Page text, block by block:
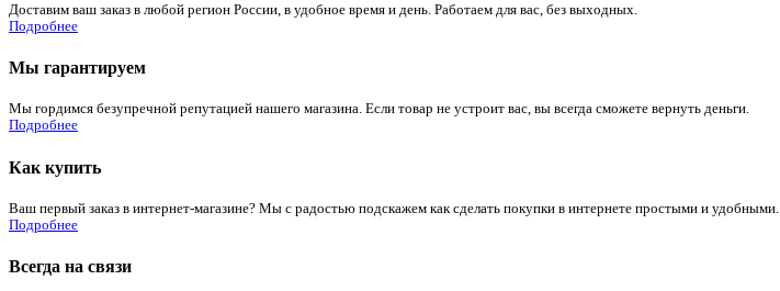
Доставим ваш заказ в любой регион России, в удобное время и день. Работаем для вас, без выходных.
Подробнее
Мы гарантируем
Мы гордимся безупречной репутацией нашего магазина. Если товар не устроит вас, вы всегда сможете вернуть деньги.
Подробнее
Как купить
Ваш первый заказ в интернет-магазине? Мы с радостью подскажем как сделать покупки в интернете простыми и удобными.
Подробнее
Всегда на связи